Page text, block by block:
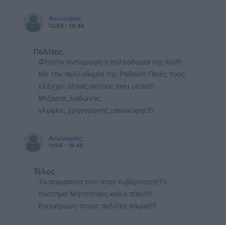
Ανώνυμος
12/04 - 18:48
Πολίτες.
Φτύστο αντίγραφο η πολεοδομία της Κώ!!!
Με την πολεοδομία της Ρόδου!!! Ποιός τους
ελέγχει όλους αυτούς εκεί μέσα!!!
Μιζαρης,λαδωνης,
γλύφεις,γρήγορονης,μπουκαρης!!!
Ανώνυμος
11/04 - 19:45
Τέλος
Τα παράπονα σου στην κυβέρνηση!!Το
σύστημα Μητσοτάκη καλά πάει!!!!
Ενημέρωση στους πολίτες καμία!!!!